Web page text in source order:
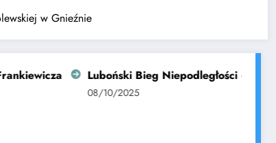
w Gnieźnie
Luboński Bieg Niepodległości – ponad 700
08/10/2025